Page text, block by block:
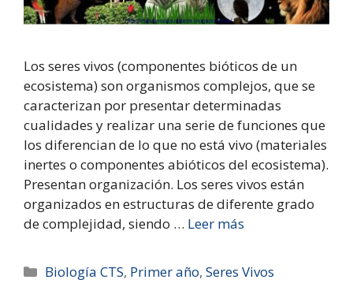
Los seres vivos (componentes bióticos de un
ecosistema) son organismos complejos, que se
caracterizan por presentar determinadas
cualidades y realizar una serie de funciones que
los diferencian de lo que no está vivo (materiales
inertes o componentes abióticos del ecosistema).
Presentan organización. Los seres vivos están
organizados en estructuras de diferente grado
de complejidad, siendo … Leer más
Biología CTS, Primer año,Seres Vivos